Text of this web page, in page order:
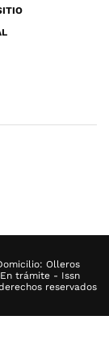
Olleros
trámite - Issn
reservados